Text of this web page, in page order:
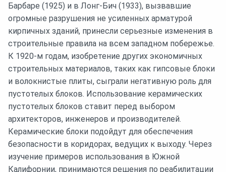
Барбаре (1925) и в Лонг-Бич (1933), вызвавшие
огромные разрушения не усиленных арматурой
кирпичных зданий, принесли серьезные изменения в
строительные правила на всем западном побережье.
К 1920-м годам, изобретение других экономичных
строительных материалов, таких как гипсовые блоки
и волокнистые плиты, сыграли негативную роль для
пустотелых блоков. Использование керамических
пустотелых блоков ставит перед выбором
архитекторов, инженеров и производителей.
Керамические блоки подойдут для обеспечения
безопасности в коридорах, ведущих к выходу. Через
изучение примеров использования в Южной
Калифорнии, принимаются решения по реабилитации